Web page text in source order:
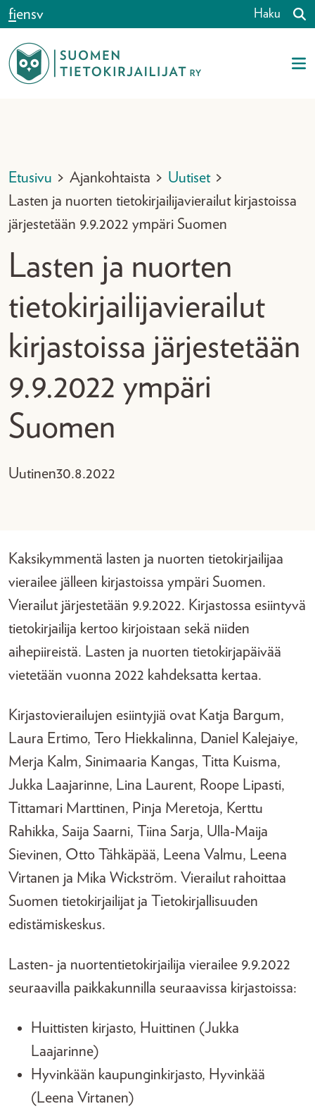
Siirry sisältöön
fiensv Haku
Etusivu > Ajankohtaista > Uutiset >
Lasten ja nuorten tietokirjailijavierailut kirjastoissa
järjestetään 9.9.2022 ympäri Suomen
Lasten ja nuorten
tietokirjailijavierailut
kirjastoissa järjestetään
9.9.2022 ympäri
Suomen
Uutinen30.8.2022
Kaksikymmentä lasten ja nuorten tietokirjailijaa
vierailee jälleen kirjastoissa ympäri Suomen.
Vierailut järjestetään 9.9.2022. Kirjastossa esiintyvä
tietokirjailija kertoo kirjoistaan sekä niiden
aihepiireistä. Lasten ja nuorten tietokirjapäivää
vietetään vuonna 2022 kahdeksatta kertaa.
Kirjastovierailujen esiintyjiä ovat Katja Bargum,
Laura Ertimo, Tero Hiekkalinna, Daniel Kalejaiye,
Merja Kalm, Sinimaaria Kangas, Titta Kuisma,
Jukka Laajarinne, Lina Laurent, Roope Lipasti,
Tittamari Marttinen, Pinja Meretoja, Kerttu
Rahikka, Saija Saarni, Tiina Sarja, Ulla-Maija
Sievinen, Otto Tähkäpää, Leena Valmu, Leena
Virtanen ja Mika Wickström. Vierailut rahoittaa
Suomen tietokirjailijat ja Tietokirjallisuuden
edistämiskeskus.
Lasten- ja nuortentietokirjailija vierailee 9.9.2022
seuraavilla paikkakunnilla seuraavissa kirjastoissa:
Huittisten kirjasto, Huittinen (Jukka
Laajarinne)
Hyvinkään kaupunginkirjasto, Hyvinkää
(Leena Virtanen)